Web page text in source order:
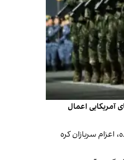
آمریکایی اعمال
سربازان کره